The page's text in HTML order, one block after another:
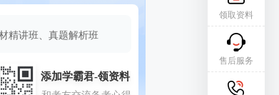
精讲班、真题解析班
领取资料
售后服务